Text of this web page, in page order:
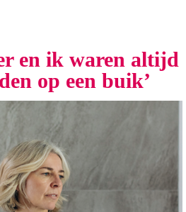
en ik waren altijd
op een buik’